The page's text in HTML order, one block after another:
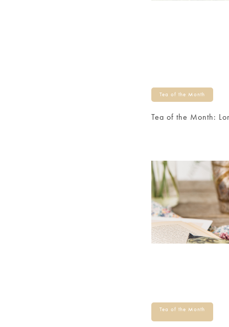
Tea of the Month
Tea of the Month:
Tea of the Month